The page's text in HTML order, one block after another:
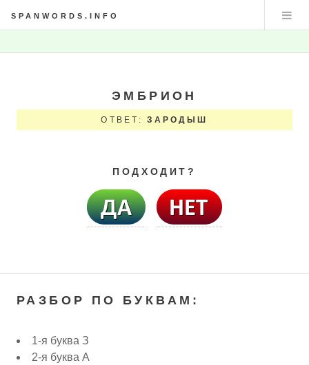
SPANWORDS.INFO
ЭМБРИОН
ОТВЕТ: ЗАРОДЫШ
ПОДХОДИТ?
РАЗБОР ПО БУКВАМ:
1-я буква З
2-я буква А